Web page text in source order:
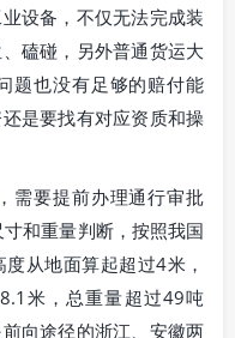
设备，不仅无法完成装
磕碰，另外普通货运大
题也没有足够的赔付能
是要找有对应资质和操
需要提前办理通行审批
和重量判断，按照我国
从地面算起超过4米，
米，总重量超过49吨
向途径的浙江、安徽两